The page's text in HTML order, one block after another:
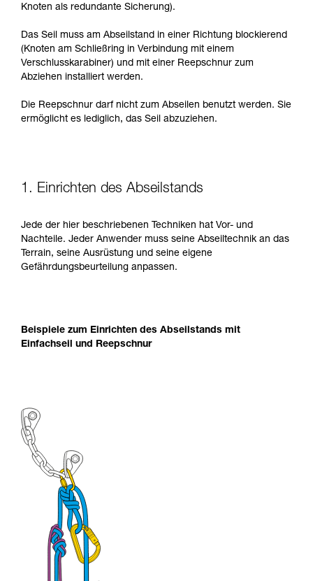
Knoten als redundante Sicherung).
Das Seil muss am Abseilstand in einer Richtung blockierend
(Knoten am Schließring in Verbindung mit einem
Verschlusskarabiner) und mit einer Reepschnur zum
Abziehen installiert werden.
Die Reepschnur darf nicht zum Abseilen benutzt werden. Sie
ermöglicht es lediglich, das Seil abzuziehen.
1. Einrichten des Abseilstands
Jede der hier beschriebenen Techniken hat Vor- und
Nachteile. Jeder Anwender muss seine Abseiltechnik an das
Terrain, seine Ausrüstung und seine eigene
Gefährdungsbeurteilung anpassen.
Beispiele zum Einrichten des Abseilstands mit
Einfachseil und Reepschnur